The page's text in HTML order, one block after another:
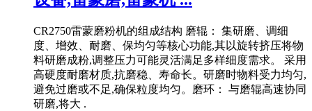
CR2750雷蒙磨粉机的组成结构 磨辊： 集研磨、调细
度、增效、耐磨、保均匀等核心功能,其以旋转挤压将物
料研磨成粉,调整压力可能灵活满足多样细度需求。 采用
高硬度耐磨材质,抗磨稳、寿命长。研磨时物料受力均匀,
避免过磨或不足,确保粒度均匀。磨环： 与磨辊高速协同
研磨,将大 .